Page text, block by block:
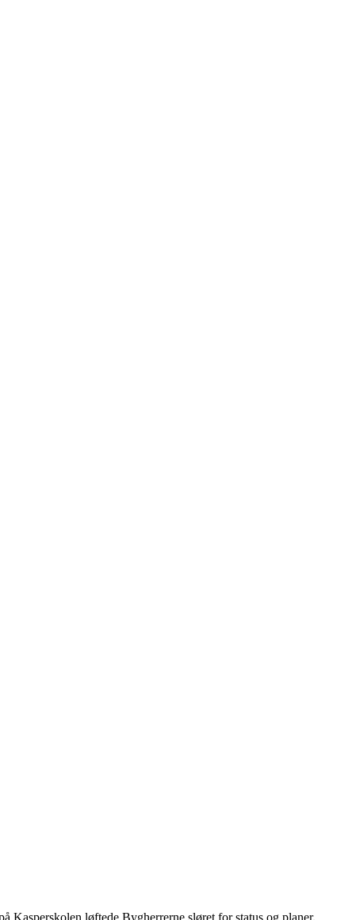
Kasperskolen løftede Bygherrerne sløret for status og planer.